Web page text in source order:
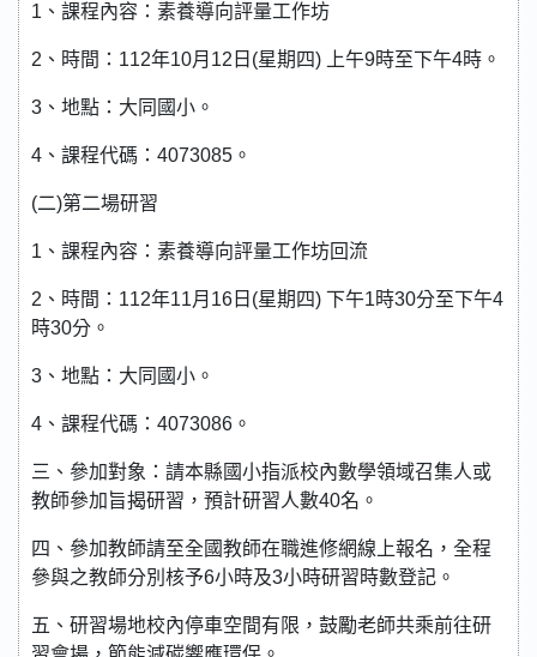
1、課程內容：素養導向評量工作坊
2、時間：112年10月12日(星期四) 上午9時至下午4時。
3、地點：大同國小。
4、課程代碼：4073085。
(二)第二場研習
1、課程內容：素養導向評量工作坊回流
2、時間：112年11月16日(星期四) 下午1時30分至下午4
時30分。
3、地點：大同國小。
4、課程代碼：4073086。
三、參加對象：請本縣國小指派校內數學領域召集人或
教師參加旨揭研習，預計研習人數40名。
四、參加教師請至全國教師在職進修網線上報名，全程
參與之教師分別核予6小時及3小時研習時數登記。
五、研習場地校內停車空間有限，鼓勵老師共乘前往研